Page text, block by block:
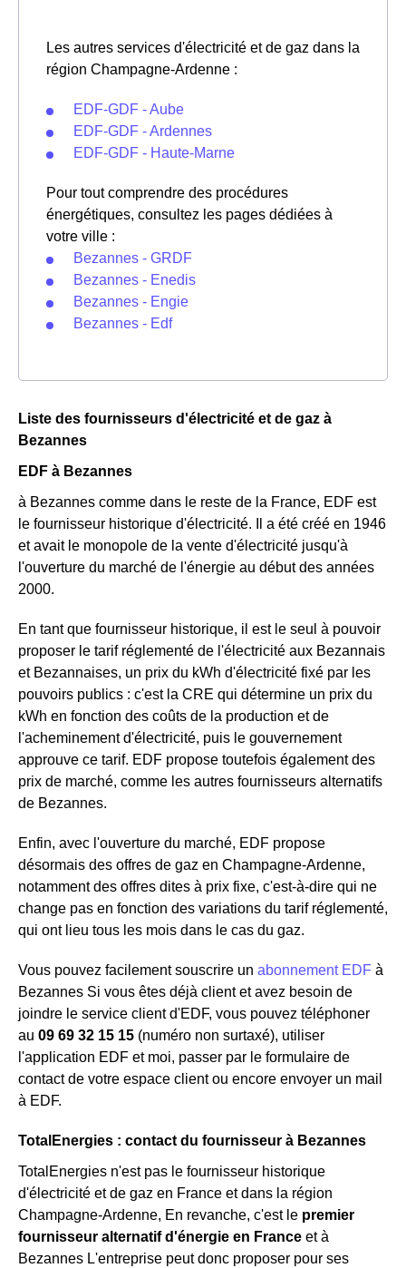
Les autres services d'électricité et de gaz dans la
région Champagne-Ardenne :
EDF-GDF - Aube
EDF-GDF - Ardennes
EDF-GDF - Haute-Marne
Pour tout comprendre des procédures
énergétiques, consultez les pages dédiées à
votre ville :
Bezannes - GRDF
Bezannes - Enedis
Bezannes - Engie
Bezannes - Edf
Liste des fournisseurs d'électricité et de gaz à
Bezannes
EDF à Bezannes
à Bezannes comme dans le reste de la France, EDF est
le fournisseur historique d'électricité. Il a été créé en 1946
et avait le monopole de la vente d'électricité jusqu'à
l'ouverture du marché de l'énergie au début des années
2000.
En tant que fournisseur historique, il est le seul à pouvoir
proposer le tarif réglementé de l'électricité aux Bezannais
et Bezannaises, un prix du kWh d'électricité fixé par les
pouvoirs publics : c'est la CRE qui détermine un prix du
kWh en fonction des coûts de la production et de
l'acheminement d'électricité, puis le gouvernement
approuve ce tarif. EDF propose toutefois également des
prix de marché, comme les autres fournisseurs alternatifs
de Bezannes.
Enfin, avec l'ouverture du marché, EDF propose
désormais des offres de gaz en Champagne-Ardenne,
notamment des offres dites à prix fixe, c'est-à-dire qui ne
change pas en fonction des variations du tarif réglementé,
qui ont lieu tous les mois dans le cas du gaz.
Vous pouvez facilement souscrire un abonnement EDF à
Bezannes Si vous êtes déjà client et avez besoin de
joindre le service client d'EDF, vous pouvez téléphoner
au 09 69 32 15 15 (numéro non surtaxé), utiliser
l'application EDF et moi, passer par le formulaire de
contact de votre espace client ou encore envoyer un mail
à EDF.
TotalEnergies : contact du fournisseur à Bezannes
TotalEnergies n'est pas le fournisseur historique
d'électricité et de gaz en France et dans la région
Champagne-Ardenne, En revanche, c'est le premier
fournisseur alternatif d'énergie en France et à
Bezannes L'entreprise peut donc proposer pour ses